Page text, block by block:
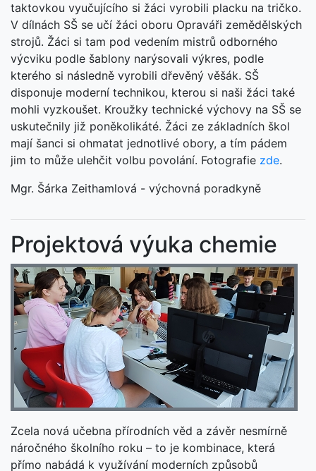
taktovkou vyučujícího si žáci vyrobili placku na tričko.
V dílnách SŠ se učí žáci oboru Opraváři zemědělských
strojů. Žáci si tam pod vedením mistrů odborného
výcviku podle šablony narýsovali výkres, podle
kterého si následně vyrobili dřevěný věšák. SŠ
disponuje moderní technikou, kterou si naši žáci také
mohli vyzkoušet. Kroužky technické výchovy na SŠ se
uskutečnily již poněkolikáté. Žáci ze základních škol
mají šanci si ohmatat jednotlivé obory, a tím pádem
jim to může ulehčit volbu povolání. Fotografie zde.
Mgr. Šárka Zeithamlová - výchovná poradkyně
Projektová výuka chemie
Zcela nová učebna přírodních věd a závěr nesmírně
náročného školního roku – to je kombinace, která
přímo nabádá k využívání moderních způsobů